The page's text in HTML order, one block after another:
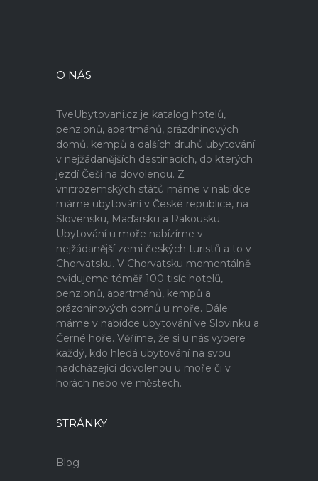
O NÁS
TveUbytovani.cz je katalog hotelů,
penzionů, apartmánů, prázdninových
domů, kempů a dalších druhů ubytování
v nejžádanějších destinacích, do kterých
jezdí Češi na dovolenou. Z
vnitrozemských států máme v nabídce
máme ubytování v České republice, na
Slovensku, Maďarsku a Rakousku.
Ubytování u moře nabízíme v
nejžádanější zemi českých turistů a to v
Chorvatsku. V Chorvatsku momentálně
evidujeme téměř 100 tisíc hotelů,
penzionů, apartmánů, kempů a
prázdninových domů u moře. Dále
máme v nabídce ubytování ve Slovinku a
Černé hoře. Věříme, že si u nás vybere
každý, kdo hledá ubytování na svou
nadcházející dovolenou u moře či v
horách nebo ve městech.
STRÁNKY
Blog